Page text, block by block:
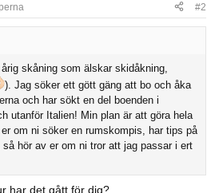
#2
skåning som älskar skidåkning,
). Jag söker ett gött gäng att bo och åka
och har sökt en del boenden i
utanför Italien! Min plan är att göra hela
om ni söker en rumskompis, har tips på
hör av er om ni tror att jag passar i ert
har det gått för dig?